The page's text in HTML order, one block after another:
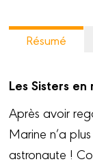
Résumé
Les Sisters
Après avoir
Marine n’a
astronaute !